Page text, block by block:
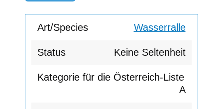
Wasserralle
Keine Seltenheit
A